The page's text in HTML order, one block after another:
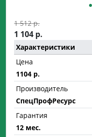
1 512 р.
1 104 р.
Характеристики
Цена
1104 р.
Производитель
СпецПрофРесурс
Гарантия
12 мес.